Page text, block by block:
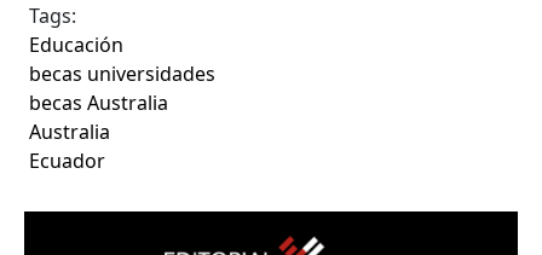
Tags:
Educación
becas universidades
becas Australia
Australia
Ecuador